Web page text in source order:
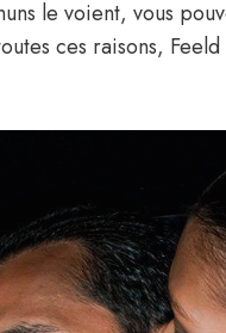
le voient, vous
ces raisons,